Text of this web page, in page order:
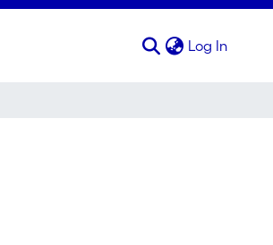
Log In